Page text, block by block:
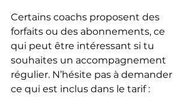
Certains coachs proposent des
forfaits ou des abonnements, ce
qui peut être intéressant si tu
souhaites un accompagnement
régulier. N’hésite pas à demander
ce qui est inclus dans le tarif :